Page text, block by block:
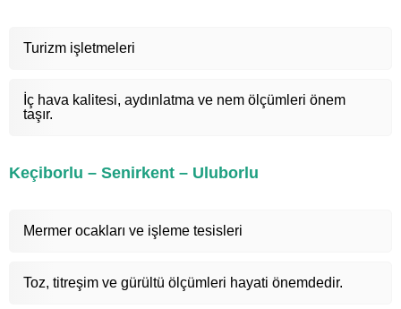
Turizm işletmeleri
İç hava kalitesi, aydınlatma ve nem ölçümleri önem
taşır.
Keçiborlu – Senirkent – Uluborlu
Mermer ocakları ve işleme tesisleri
Toz, titreşim ve gürültü ölçümleri hayati önemdedir.